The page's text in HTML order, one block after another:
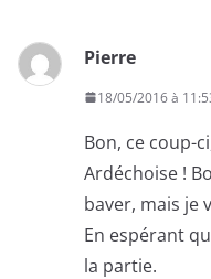
Pierre
18/05/2016 à
Bon, ce coup-
Ardéchoise !
baver, mais je
En espérant
la partie.